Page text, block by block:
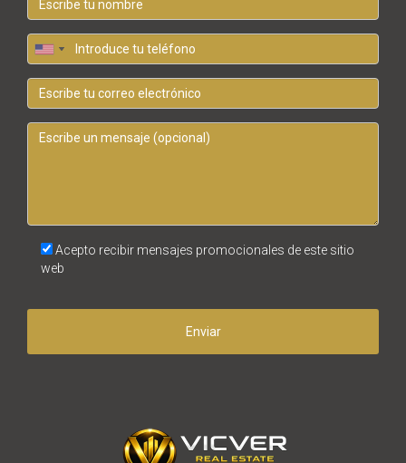
Acepto recibir mensajes promocionales de este sitio
web
Enviar